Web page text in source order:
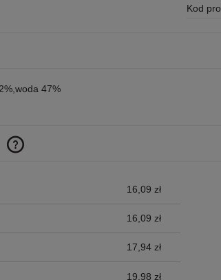
Kod
47%
16,09 zł
16,09 zł
17,94 zł
19,98 zł